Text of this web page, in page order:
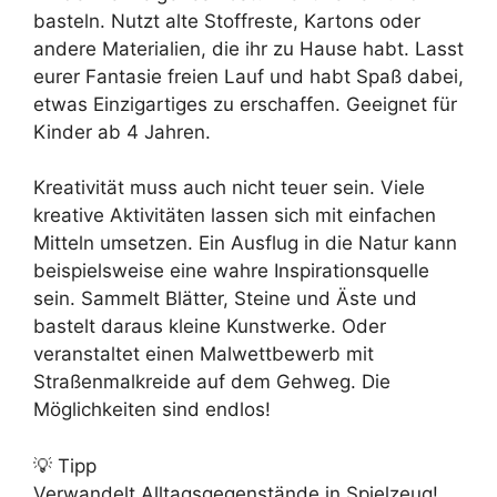
basteln. Nutzt alte Stoffreste, Kartons oder
andere Materialien, die ihr zu Hause habt. Lasst
eurer Fantasie freien Lauf und habt Spaß dabei,
etwas Einzigartiges zu erschaffen. Geeignet für
Kinder ab 4 Jahren.
Kreativität muss auch nicht teuer sein. Viele
kreative Aktivitäten lassen sich mit einfachen
Mitteln umsetzen. Ein Ausflug in die Natur kann
beispielsweise eine wahre Inspirationsquelle
sein. Sammelt Blätter, Steine und Äste und
bastelt daraus kleine Kunstwerke. Oder
veranstaltet einen Malwettbewerb mit
Straßenmalkreide auf dem Gehweg. Die
Möglichkeiten sind endlos!
💡 Tipp